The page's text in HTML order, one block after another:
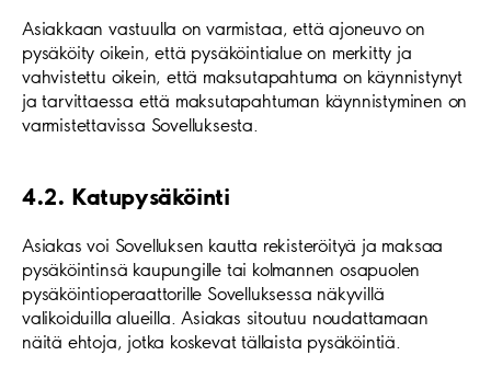
Asiakkaan vastuulla on varmistaa, että ajoneuvo on
pysäköity oikein, että pysäköintialue on merkitty ja
vahvistettu oikein, että maksutapahtuma on käynnistynyt
ja tarvittaessa että maksutapahtuman käynnistyminen on
varmistettavissa Sovelluksesta.
4.2. Katupysäköinti
Asiakas voi Sovelluksen kautta rekisteröityä ja maksaa
pysäköintinsä kaupungille tai kolmannen osapuolen
pysäköintioperaattorille Sovelluksessa näkyvillä
valikoiduilla alueilla. Asiakas sitoutuu noudattamaan
näitä ehtoja, jotka koskevat tällaista pysäköintiä.